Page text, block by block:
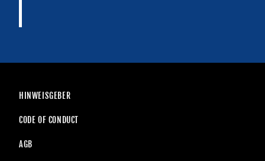
HINWEISGEBER
CODE OF CONDUCT
AGB